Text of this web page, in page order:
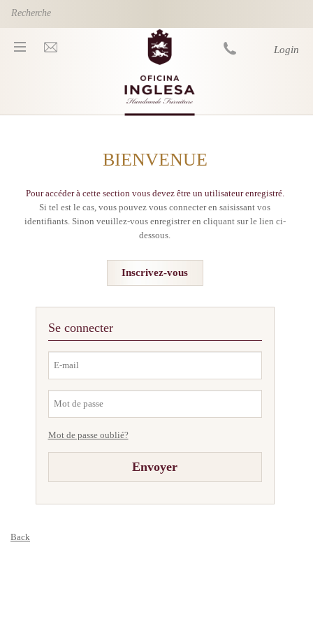
Skip to main content
Login
BIENVENUE
Pour accéder à cette section vous devez être un utilisateur enregistré.
Si tel est le cas, vous pouvez vous connecter en saisissant vos
identifiants. Sinon veuillez-vous enregistrer en cliquant sur le lien ci-
dessous.
Inscrivez-vous
Se connecter
Mot de passe oublié?
Back